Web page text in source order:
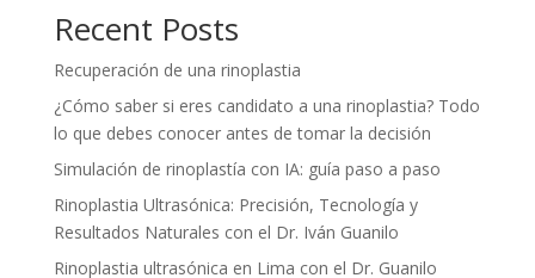
Recent Posts
Recuperación de una rinoplastia
¿Cómo saber si eres candidato a una rinoplastia? Todo
lo que debes conocer antes de tomar la decisión
Simulación de rinoplastía con IA: guía paso a paso
Rinoplastia Ultrasónica: Precisión, Tecnología y
Resultados Naturales con el Dr. Iván Guanilo
Rinoplastia ultrasónica en Lima con el Dr. Guanilo